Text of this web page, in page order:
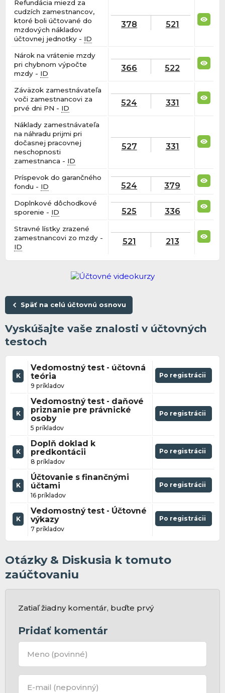
Refundácia miezd za
cudzích zamestnancov,
ktoré boli účtované do
mzdových nákladov
účtovnej jednotky - ID
378 521
Nárok na vrátenie mzdy
pri chybnom výpočte
mzdy - ID
366 522
Záväzok zamestnávateľa
voči zamestnancovi za
prvé dni PN - ID
524 331
Náklady zamestnávateľa
na náhradu prijmi pri
dočasnej pracovnej
neschopnosti
zamestnanca - ID
527 331
Príspevok do garančného
fondu - ID 524 379
Doplnkové dôchodkové
sporenie - ID 525 336
Stravné lístky zrazené
zamestnancovi zo mzdy -
ID
521 213
Späť na celú účtovnú osnovu
Vyskúšajte vaše znalosti v účtovných
testoch
K
Vedomostný test - účtovná
teória
9 príkladov
Po registrácii
K
Vedomostný test - daňové
priznanie pre právnické
osoby
5 príkladov
Po registrácii
K
Doplň doklad k
predkontácii
8 príkladov
Po registrácii
K
Účtovanie s finančnými
účtami
16 príkladov
Po registrácii
K
Vedomostný test - Účtovné
výkazy
7 príkladov
Po registrácii
Otázky & Diskusia k tomuto
zaúčtovaniu
Zatiaľ žiadny komentár, buďte prvý
Pridať komentár
Meno (povinné)
E-mail (nepovinný)